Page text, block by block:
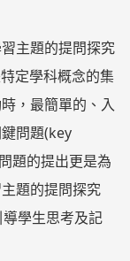
主題的提問探究
定學科概念的集
，最簡單的、入
問題(key
題的提出更是為
題的提問探究
學生思考及記